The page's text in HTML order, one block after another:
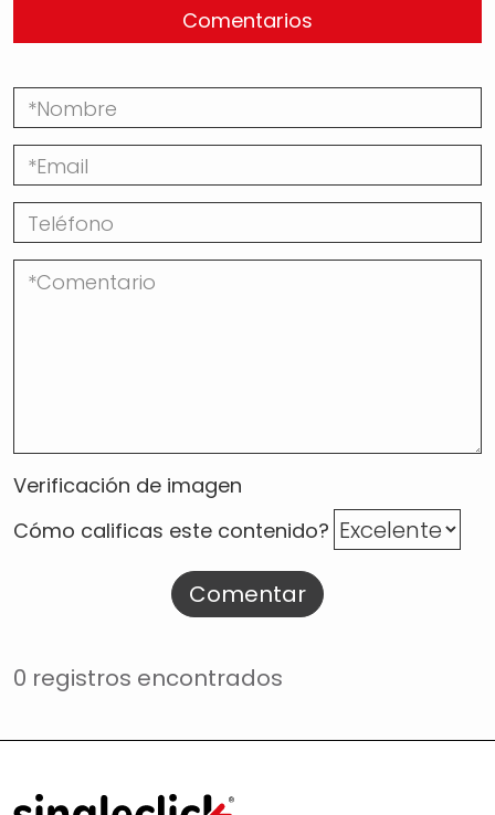
Comentarios
Verificación de imagen
Cómo calificas este contenido?
Comentar
0 registros encontrados